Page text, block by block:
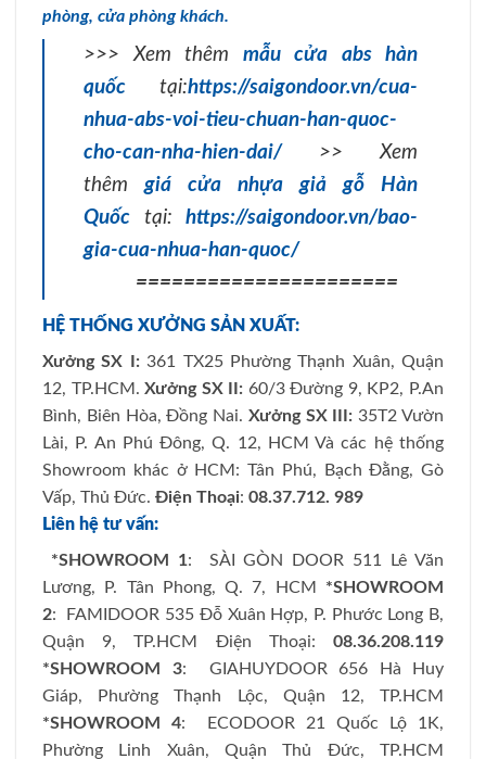
phòng, cửa phòng khách.
>>> Xem thêm mẫu cửa abs hàn
quốc tại:https://saigondoor.vn/cua-
nhua-abs-voi-tieu-chuan-han-quoc-
cho-can-nha-hien-dai/ >> Xem
thêmgiá cửa nhựa giả gỗ Hàn
Quốc tại: https://saigondoor.vn/bao-
gia-cua-nhua-han-quoc/
======================
HỆ THỐNG XƯỞNG SẢN XUẤT:
Xưởng SX I:361 TX25 Phường Thạnh Xuân, Quận
12, TP.HCM.Xưởng SX II: 60/3 Đường 9, KP2, P.An
Bình, Biên Hòa, Đồng Nai. Xưởng SX III: 35T2 Vườn
Lài, P. An Phú Đông, Q. 12, HCM Và các hệ thống
Showroom khác ở HCM: Tân Phú, Bạch Đằng, Gò
Vấp, Thủ Đức. Điện Thoại: 08.37.712. 989
Liên hệ tư vấn:
*SHOWROOM 1: SÀI GÒN DOOR 511 Lê Văn
Lương, P. Tân Phong, Q. 7, HCM *SHOWROOM
2: FAMIDOOR 535 Đỗ Xuân Hợp, P. Phước Long B,
Quận 9, TP.HCM Điện Thoại: 08.36.208.119
*SHOWROOM 3: GIAHUYDOOR 656 Hà Huy
Giáp, Phường Thạnh Lộc, Quận 12, TP.HCM
*SHOWROOM 4: ECODOOR 21 Quốc Lộ 1K,
Phường Linh Xuân, Quận Thủ Đức, TP.HCM